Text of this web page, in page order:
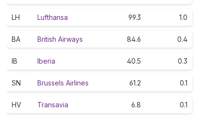
LH Lufthansa 99.3 1.0
BA British Airways 84.6 0.4
IB Iberia 40.5 0.3
SN Brussels Airlines 61.2 0.1
HV Transavia 6.8 0.1